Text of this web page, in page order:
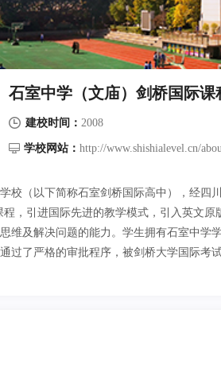
石室中学（文庙）剑桥国际课
建校时间： 2008
学校网站： http://www.shishialevel.cn/
校（以下简称石室剑桥国际高中），经四
，引进国际先进的教学模式，引入英文
维及解决问题的能力。学生拥有石室中学
过了严格的审批程序，被剑桥大学国际考